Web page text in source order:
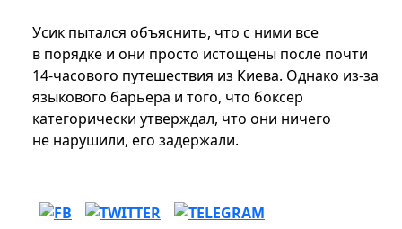
Усик пытался объяснить, что с ними все
в порядке и они просто истощены после почти
14-часового путешествия из Киева. Однако из-за
языкового барьера и того, что боксер
категорически утверждал, что они ничего
не нарушили, его задержали.